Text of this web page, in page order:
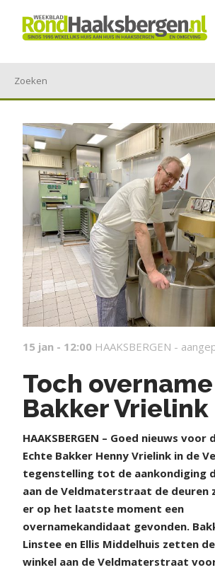
15 jan - 12:00 HAAKSBERGEN -
Toch overname
Bakker Vrielink
HAAKSBERGEN – Goed nieuws
Echte Bakker Henny Vrielink in de
tegenstelling tot de aankondiging
aan de Veldmaterstraat de deuren
er op het laatste moment een
overnamekandidaat gevonden.
Linstee en Ellis Middelhuis zetten
winkel aan de Veldmaterstraat